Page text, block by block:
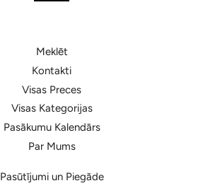
Meklēt
Kontakti
Visas Preces
Visas Kategorijas
Pasākumu Kalendārs
Par Mums
Pasūtījumi un Piegāde